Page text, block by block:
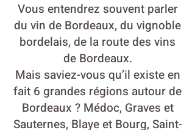
Vous entendrez souvent parler
du vin de Bordeaux, du vignoble
bordelais, de la route des vins
de Bordeaux.
Mais saviez-vous qu’il existe en
fait 6 grandes régions autour de
Bordeaux ? Médoc, Graves et
Sauternes, Blaye et Bourg, Saint-